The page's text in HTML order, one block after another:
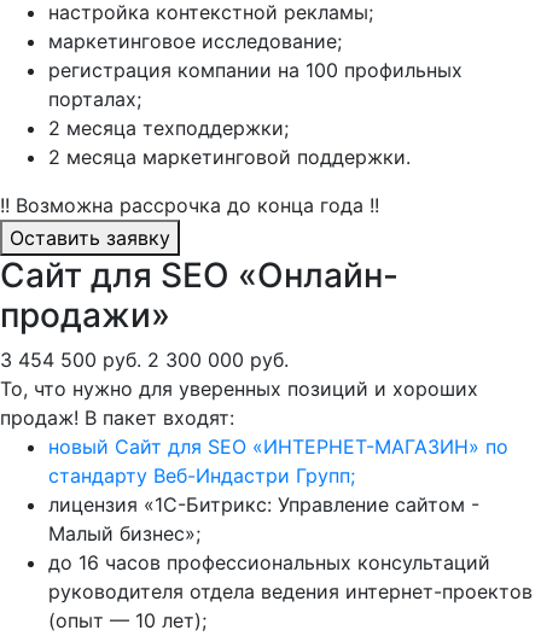
настройка контекстной рекламы;
маркетинговое исследование;
регистрация компании на 100 профильных
порталах;
2 месяца техподдержки;
2 месяца маркетинговой поддержки.
!! Возможна рассрочка до конца года !!
Оставить заявку
Сайт для SEO «Онлайн-
продажи»
3 454 500 руб. 2 300 000 руб.
То, что нужно для уверенных позиций и хороших
продаж! В пакет входят:
новый Сайт для SEO «ИНТЕРНЕТ-МАГАЗИН» по
стандарту Веб-Индастри Групп;
лицензия «1С-Битрикс: Управление сайтом -
Малый бизнес»;
до 16 часов профессиональных консультаций
руководителя отдела ведения интернет-проектов
(опыт — 10 лет);